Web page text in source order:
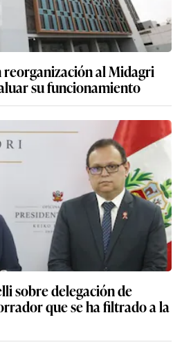
al Midagri
su funcionamiento
sobre delegación de
que se ha filtrado a la